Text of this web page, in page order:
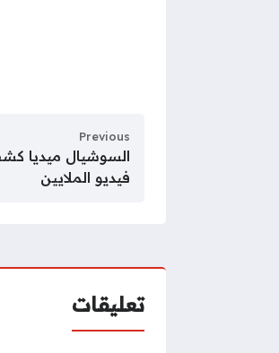
Previous
السوشيال ميديا
فيديو الملايين
تعليقات